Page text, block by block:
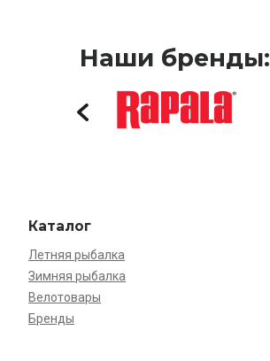
Наши бренды:
Каталог
Летняя рыбалка
Зимняя рыбалка
Велотовары
Бренды